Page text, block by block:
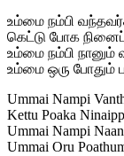
உம்மை நம்பி
கெட்டு போக
உம்மை நம்பி
உம்மை ஒரு போதும்
Ummai Nampi
Kettu Poaka
Ummai Nampi
Ummai Oru